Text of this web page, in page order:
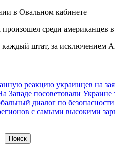
в Овальном кабинете
среди американцев в
каждый штат, за исключением
реакцию украинцев на
Западе посоветовали
диалог по безопасности
с самыми высокими
Поиск